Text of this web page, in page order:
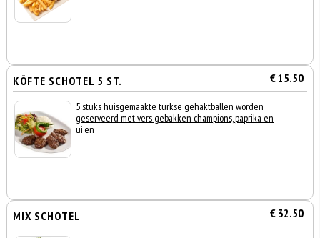
KÖFTE SCHOTEL 5 ST. € 15.50
5 stuks huisgemaakte turkse gehaktballen worden
geserveerd met vers gebakken champions, paprika en
ui'en
MIX SCHOTEL € 32.50